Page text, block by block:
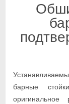
барные